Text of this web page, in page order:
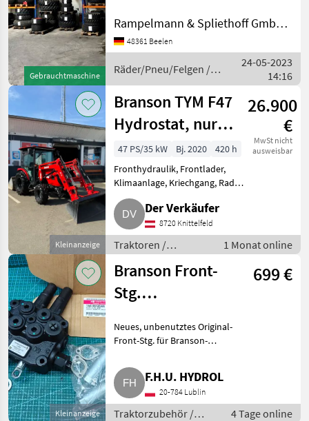
Gebrauchtmaschine
bieten eine große Auswahl
an gebrauchten Räder und
Reifen vorwiegend für
Für T
Rampelmann & Spliethoff GmbH & Co.KG
48361 Beelen
Räder/Pneu/Felgen /
Sonstige
24-05-2023
14:16
Kleinanzeige
Branson TYM F47
Hydrostat, nur
420 Bstd.
26.900
€
MwSt nicht
ausweisbar
47 PS/35 kW Bj. 2020
420 h
Fronthydraulik, Frontlader,
Klimaanlage, Kriechgang, Radio,
Fahrzeugpapiere vorhanden
Erstbesitz mit nur 420 Bstd.
Wurde von mir 2020 neu
gekauft und zum Ausschieben
des
Der Verkäufer
8720 Knittelfeld
Traktoren /
Standard Traktoren
1 Monat online
Kleinanzeige
Branson Front-
Stg.
neu
699 €
Neues, unbenutztes Original-
Front-Stg. für Branson-
Teilenummer: TA00026056B,
Bezeichnung: Front Remote
Valve, Hersteller: Daiho
Hydraulics Ltd.,
F.H.U. HYDROL
20-784 Lublin
Traktorzubehör /
4 Tage online